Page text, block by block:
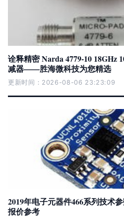
诠释精密 Narda 4779-10 18GHz
减器——胜海微科技为您精选
更新时间：2026-08-06 23:23:09
2019年电子元器件466系列技术
报价参考